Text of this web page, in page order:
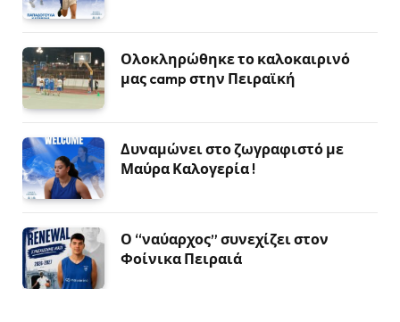
Ολοκληρώθηκε το καλοκαιρινό
μας camp στην Πειραϊκή
Δυναμώνει στο ζωγραφιστό με
Μαύρα Καλογερία !
Ο “ναύαρχος” συνεχίζει στον
Φοίνικα Πειραιά